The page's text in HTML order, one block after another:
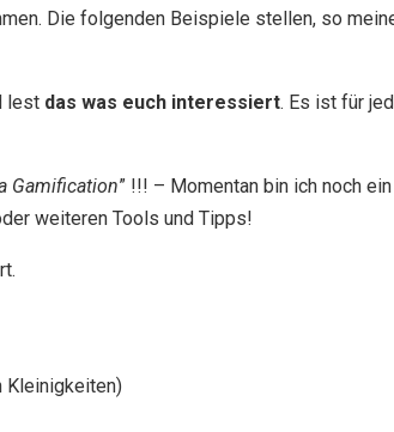
Die folgenden Beispiele stellen, so
lest das was euch interessiert. Es ist für
Gamification” !!! – Momentan bin ich noch
weiteren Tools und Tipps!
Kleinigkeiten)